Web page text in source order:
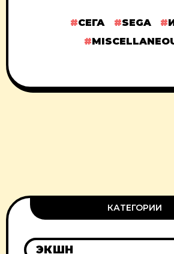
СЕГА SEGA
КАТЕГОРИИ
ЭКШН